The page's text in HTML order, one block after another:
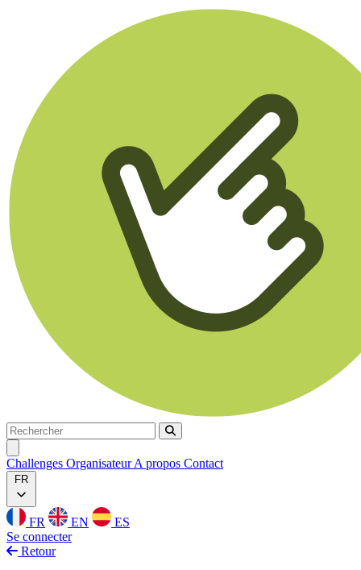
Rechercher
Rechercher
Challenges OrganisateurA propos Contact
FR
FR EN
ES
Se connecter
Retour